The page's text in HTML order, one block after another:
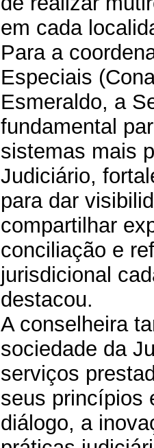
em cada
Para a
Especiais
Esmeraldo, a
fundamental
sistemas mais
Judiciário,
para dar
compartilhar
conciliação e
jurisdicional
destacou.
A conselheira
sociedade da
serviços
seus princípios
diálogo, a